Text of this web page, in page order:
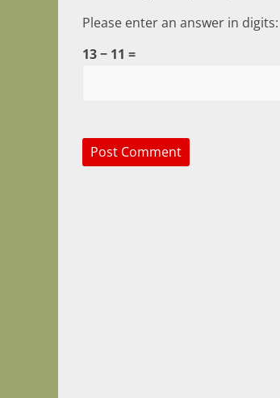
Please enter an answer in digits:
13 − 11 =